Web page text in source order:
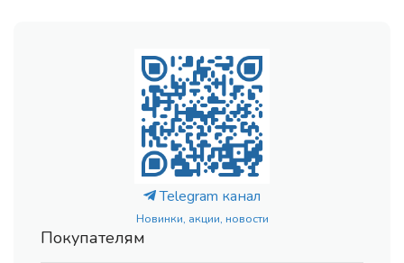
Telegram канал
Новинки, акции, новости
Покупателям